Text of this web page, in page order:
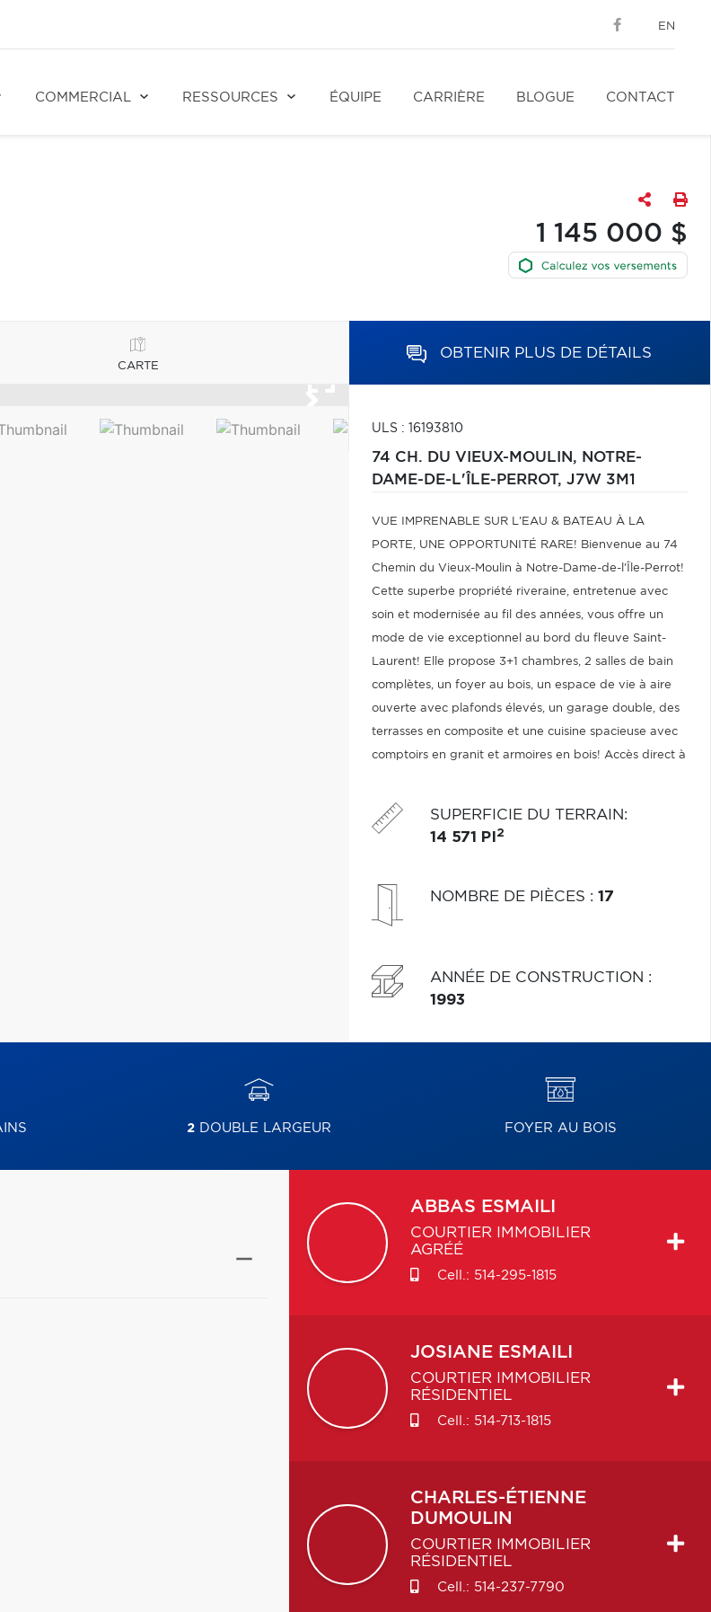
EN
COMMERCIAL RESSOURCES ÉQUIPE CARRIÈRE BLOGUE CONTACT
1 145 000 $
CARTE
OBTENIR PLUS DE DÉTAILS
ULS : 16193810
74 CH. DU VIEUX-MOULIN, NOTRE-
DAME-DE-L'ÎLE-PERROT, J7W 3M1
VUE IMPRENABLE SUR L'EAU & BATEAU À LA
PORTE, UNE OPPORTUNITÉ RARE! Bienvenue au 74
Chemin du Vieux-Moulin à Notre-Dame-de-l'Île-Perrot!
Cette superbe propriété riveraine, entretenue avec
soin et modernisée au fil des années, vous offre un
mode de vie exceptionnel au bord du fleuve Saint-
Laurent! Elle propose 3+1 chambres, 2 salles de bain
complètes, un foyer au bois, un espace de vie à aire
ouverte avec plafonds élevés, un garage double, des
terrasses en composite et une cuisine spacieuse avec
comptoirs en granit et armoires en bois! Accès direct à
absolument!
SUPERFICIE DU TERRAIN:
14 571 PI 2
NOMBRE DE PIÈCES : 17
ANNÉE DE CONSTRUCTION :
1993
2DOUBLE LARGEUR FOYER AU BOIS
ABBAS ESMAILI
COURTIER IMMOBILIER
AGRÉÉ
Cell.: 514-295-1815
JOSIANE ESMAILI
COURTIER IMMOBILIER
RÉSIDENTIEL
Cell.: 514-713-1815
CHARLES-ÉTIENNE
DUMOULIN
COURTIER IMMOBILIER
RÉSIDENTIEL
Cell.: 514-237-7790